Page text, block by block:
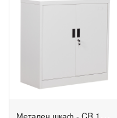
М
етален шкаф - CR 1233 E сив